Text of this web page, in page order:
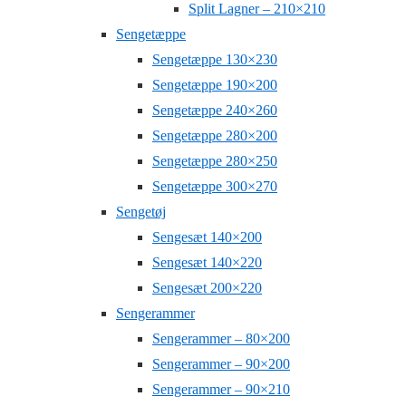
Split Lagner – 210×210
Sengetæppe
Sengetæppe 130×230
Sengetæppe 190×200
Sengetæppe 240×260
Sengetæppe 280×200
Sengetæppe 280×250
Sengetæppe 300×270
Sengetøj
Sengesæt 140×200
Sengesæt 140×220
Sengesæt 200×220
Sengerammer
Sengerammer – 80×200
Sengerammer – 90×200
Sengerammer – 90×210